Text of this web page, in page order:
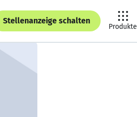
Stellenanzeige schalten
Produkte